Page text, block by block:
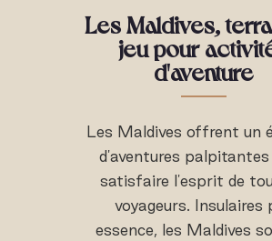
Les Maldives,
jeu pour
d'aventure
Les Maldives offrent un
d'aventures
satisfaire l'esprit de
voyageurs. Insulaires
essence, les Maldives